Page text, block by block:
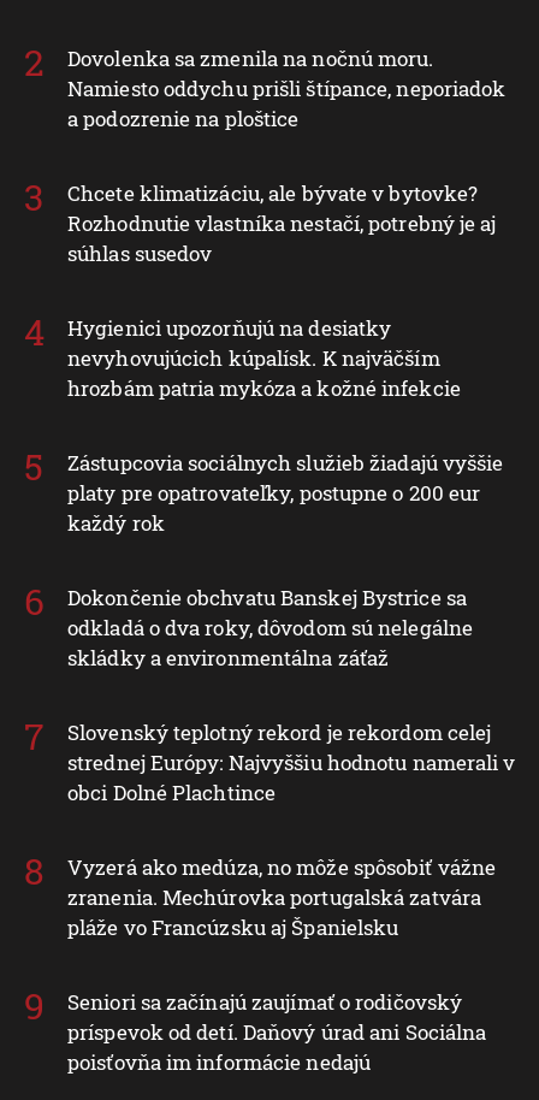
Dovolenka sa zmenila na nočnú moru.
Namiesto oddychu prišli štípance, neporiadok
a podozrenie na ploštice
Chcete klimatizáciu, ale bývate v bytovke?
Rozhodnutie vlastníka nestačí, potrebný je aj
súhlas susedov
Hygienici upozorňujú na desiatky
nevyhovujúcich kúpalísk. K najväčším
hrozbám patria mykóza a kožné infekcie
Zástupcovia sociálnych služieb žiadajú vyššie
platy pre opatrovateľky, postupne o 200 eur
každý rok
Dokončenie obchvatu Banskej Bystrice sa
odkladá o dva roky, dôvodom sú nelegálne
skládky a environmentálna záťaž
Slovenský teplotný rekord je rekordom celej
strednej Európy: Najvyššiu hodnotu namerali v
obci Dolné Plachtince
Vyzerá ako medúza, no môže spôsobiť vážne
zranenia. Mechúrovka portugalská zatvára
pláže vo Francúzsku aj Španielsku
Seniori sa začínajú zaujímať o rodičovský
príspevok od detí. Daňový úrad ani Sociálna
poisťovňa im informácie nedajú